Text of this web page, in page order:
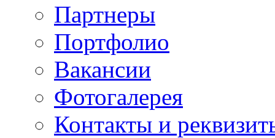
Партнеры
Портфолио
Вакансии
Фотогалерея
Контакты и